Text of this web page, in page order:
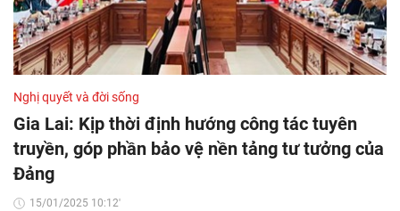
Nghị quyết và đời sống
Gia Lai: Kịp thời định hướng công tác tuyên
truyền, góp phần bảo vệ nền tảng tư tưởng của
Đảng
15/01/2025 10:12'